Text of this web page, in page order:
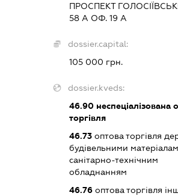
ПРОСПЕКТ
58 А ОФ. 19 А
dossier.capital:
105 000 грн.
dossier.kveds:
46.90 неспеціалізована
торгівля
46.73 оптова торгівля
будівельними
санітарно-технічним
обладнанням
46.76 оптова торгівля